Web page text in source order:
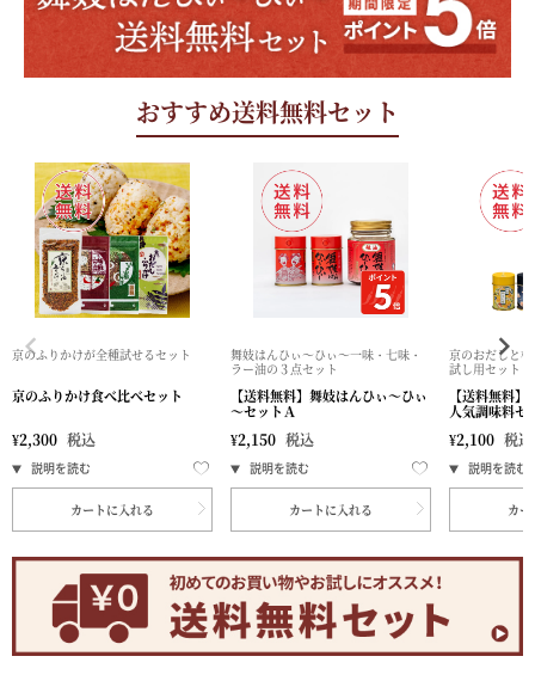
おすすめ送料無料セット
京のふりかけが全種試せるセット
京のふりかけ食べ比べセット
¥2,300 税込
カートに入れる
舞妓はんひぃ～ひぃ～一味・七味・
ラー油の３点セット
【送料無料】舞妓はんひぃ～ひぃ
～セットＡ
¥2,150 税込
カートに入れる
京のおだしと
試し用セット
【送料無料
人気調味料セ
¥2,100 税込
カ